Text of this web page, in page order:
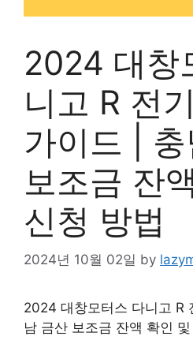
2024 대창
니고 R 전
가이드 |
보조금 잔
신청 방법
2024년 10월 02일 by
2024 대창모터스 다니고 R
남 금산 보조금 잔액 확인